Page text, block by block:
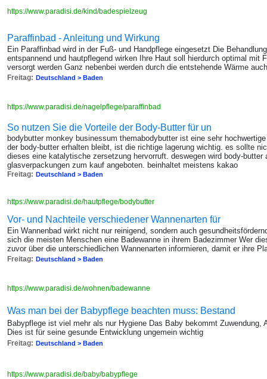
https://www.paradisi.de/kind/badespielzeug
Paraffinbad - Anleitung und Wirkung
Ein Paraffinbad wird in der Fuß- und Handpflege eingesetzt Die
entspannend und hautpflegend wirken Ihre Haut soll hierdurch optimal mit
versorgt werden Ganz nebenbei werden durch die entstehende Wärme
Freitag: Deutschland > Baden
https://www.paradisi.de/nagelpflege/paraffinbad
So nutzen Sie die Vorteile der Body-Butter für un
bodybutter monkey businessum themabodybutter ist eine sehr
der body-butter erhalten bleibt, ist die richtige lagerung wichtig. es sollte
dieses eine katalytische zersetzung hervorruft. deswegen wird body-
glasverpackungen zum kauf angeboten. beinhaltet meistens kakao
Freitag: Deutschland > Baden
https://www.paradisi.de/hautpflege/bodybutter
Vor- und Nachteile verschiedener Wannenarten für
Ein Wannenbad wirkt nicht nur reinigend, sondern auch
sich die meisten Menschen eine Badewanne in ihrem Badezimmer Wer
zuvor über die unterschiedlichen Wannenarten informieren, damit er ihre
Freitag: Deutschland > Baden
https://www.paradisi.de/wohnen/badewanne
Was man bei der Babypflege beachten muss: Bestand
Babypflege ist viel mehr als nur Hygiene Das Baby bekommt Zuwendung,
Dies ist für seine gesunde Entwicklung ungemein wichtig
Freitag: Deutschland > Baden
https://www.paradisi.de/baby/babypflege